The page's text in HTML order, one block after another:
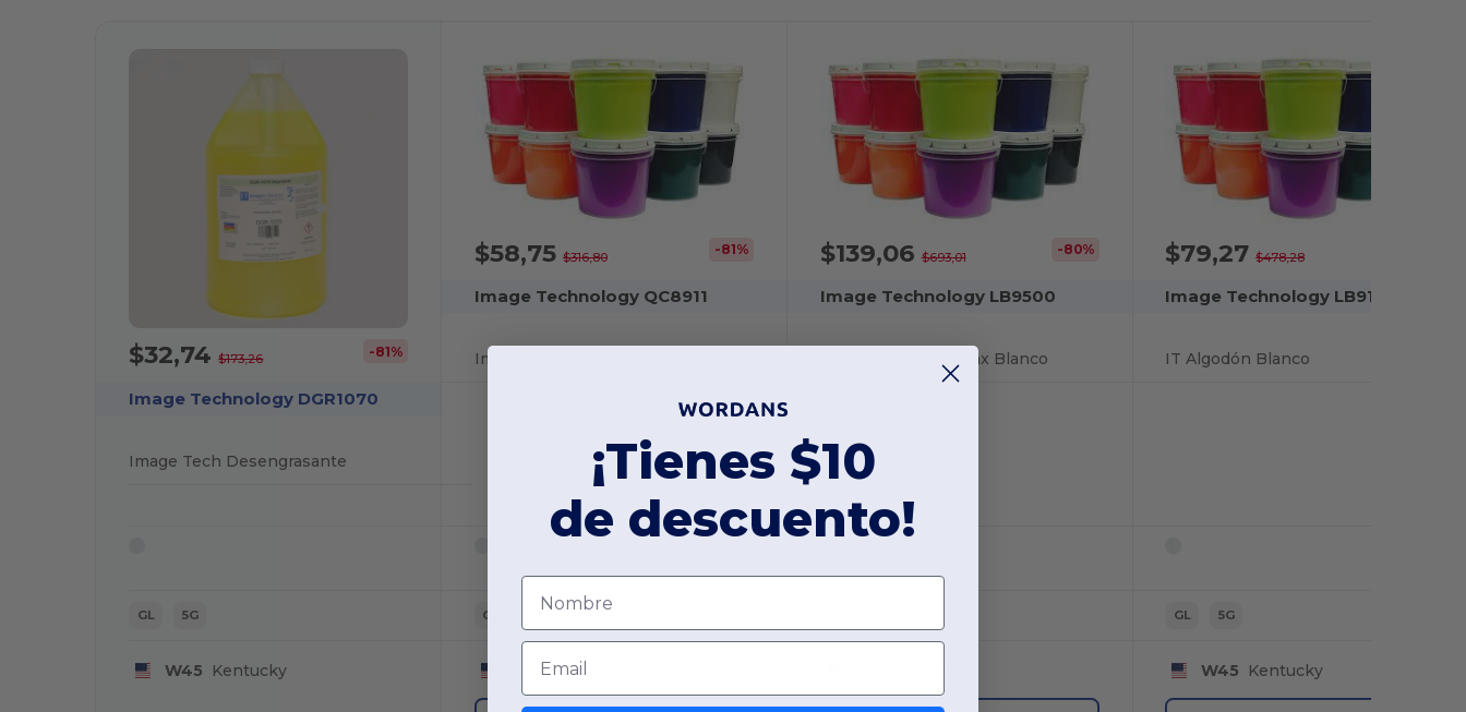
$32,74$173,26 -81%
Image Technology DGR1070
Image Tech Desengrasante
GL 5G
W45 Kentucky
$58,75 $316,80 -81%
Image Technology QC8911
Image Tech QC8911 Negro
GL
W45Kentucky
$139,06$693,01 -80%
Image Technology LB9500
Image Tech Poly Max Blanco
$79,27$478,28
Image Technology LB9161
IT Algodón Blanco
GL 5G
W45 Kentucky
¡Tienes $10
de descuento!
Nombre
Email